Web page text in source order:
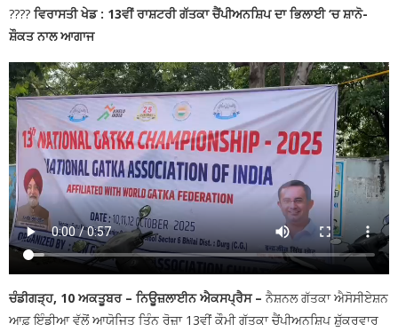
???? ਵਿਰਾਸਤੀ ਖੇਡ : 13ਵੀਂ ਰਾਸ਼ਟਰੀ ਗੱਤਕਾ ਚੈਂਪੀਅਨਸ਼ਿਪ ਦਾ ਭਿਲਾਈ ‘ਚ ਸ਼ਾਨੋ-
ਸ਼ੌਕਤ ਨਾਲ ਆਗਾਜ
ਚੰਡੀਗੜ੍ਹ, 10 ਅਕਤੂਬਰ – ਨਿਊਜ਼ਲਾਈਨ ਐਕਸਪ੍ਰੈਸ – ਨੈਸ਼ਨਲ ਗੱਤਕਾ ਐਸੋਸੀਏਸ਼ਨ
ਆਫ਼ ਇੰਡੀਆ ਵੱਲੋਂ ਆਯੋਜਿਤ ਤਿੰਨ ਰੋਜ਼ਾ 13ਵੀਂ ਕੌਮੀ ਗੱਤਕਾ ਚੈਂਪੀਅਨਸ਼ਿਪ ਸ਼ੁੱਕਰਵਾਰ